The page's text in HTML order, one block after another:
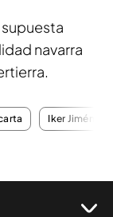
navarra
Iker Jiménez